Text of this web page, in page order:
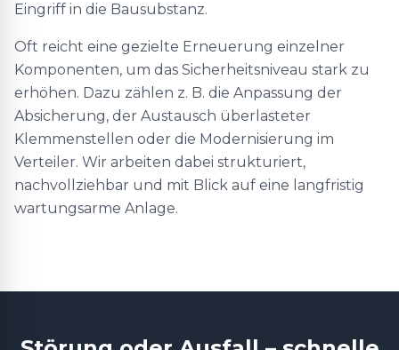
Eingriff in die Bausubstanz.
Oft reicht eine gezielte Erneuerung einzelner
Komponenten, um das Sicherheitsniveau stark zu
erhöhen. Dazu zählen z. B. die Anpassung der
Absicherung, der Austausch überlasteter
Klemmenstellen oder die Modernisierung im
Verteiler. Wir arbeiten dabei strukturiert,
nachvollziehbar und mit Blick auf eine langfristig
wartungsarme Anlage.